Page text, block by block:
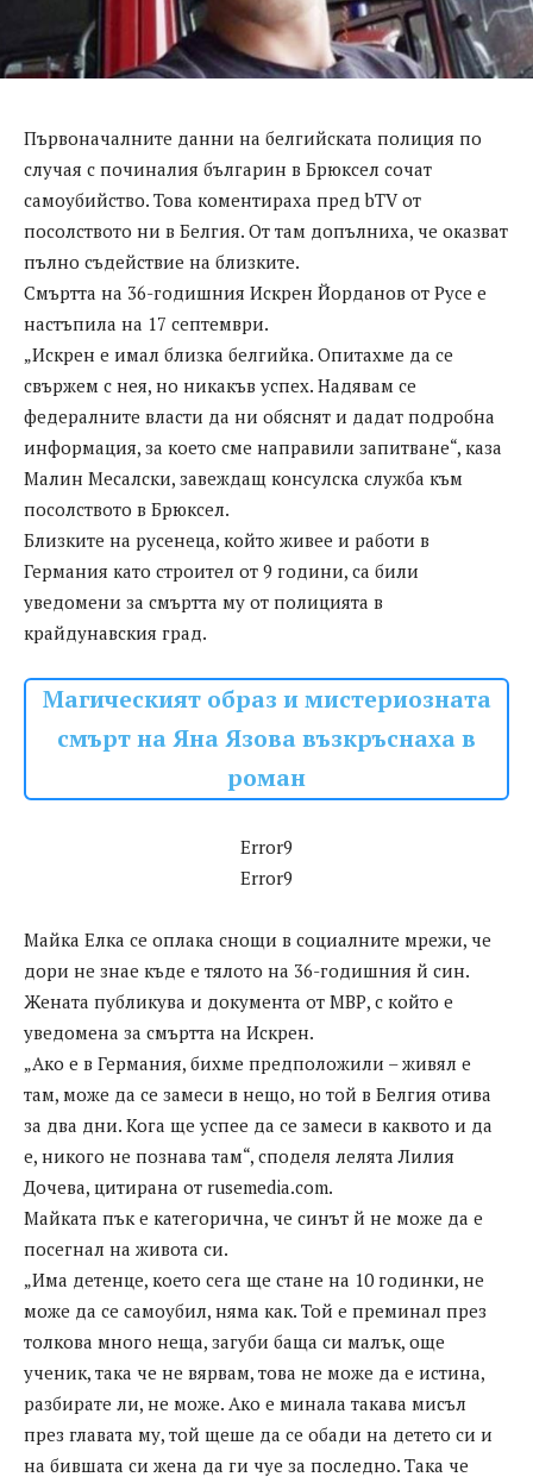
Първоначалните данни на белгийската полиция по
случая с починалия българин в Брюксел сочат
самоубийство. Това коментираха пред bTV от
посолството ни в Белгия. От там допълниха, че оказват
пълно съдействие на близките.
Смъртта на 36-годишния Искрен Йорданов от Русе е
настъпила на 17 септември.
„Искрен е имал близка белгийка. Опитахме да се
свържем с нея, но никакъв успех. Надявам се
федералните власти да ни обяснят и дадат подробна
информация, за което сме направили запитване“, каза
Малин Месалски, завеждащ консулска служба към
посолството в Брюксел.
Близките на русенеца, който живее и работи в
Германия като строител от 9 години, са били
уведомени за смъртта му от полицията в
крайдунавския град.
Магическият образ и мистериозната
смърт на Яна Язова възкръснаха в
роман
Error9
Error9
Майка Елка се оплака снощи в социалните мрежи, че
дори не знае къде е тялото на 36-годишния й син.
Жената публикува и документа от МВР, с който е
уведомена за смъртта на Искрен.
„Ако е в Германия, бихме предположили – живял е
там, може да се замеси в нещо, но той в Белгия отива
за два дни. Кога ще успее да се замеси в каквото и да
е, никого не познава там“, споделя лелята Лилия
Дочева, цитирана от rusemedia.com.
Майката пък е категорична, че синът й не може да е
посегнал на живота си.
„Има детенце, което сега ще стане на 10 годинки, не
може да се самоубил, няма как. Той е преминал през
толкова много неща, загуби баща си малък, още
ученик, така че не вярвам, това не може да е истина,
разбирате ли, не може. Ако е минала такава мисъл
през главата му, той щеше да се обади на детето си и
на бившата си жена да ги чуе за последно. Така че